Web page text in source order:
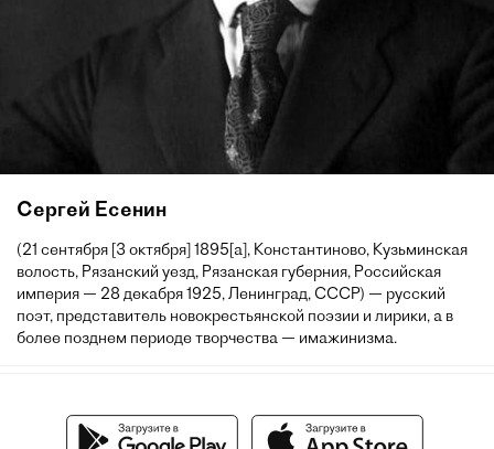
Сергей Есенин
(21 сентября [3 октября] 1895[a], Константиново, Кузьминская
волость, Рязанский уезд, Рязанская губерния, Российская
империя — 28 декабря 1925, Ленинград, СССР) — русский
поэт, представитель новокрестьянской поэзии и лирики, а в
более позднем периоде творчества — имажинизма.